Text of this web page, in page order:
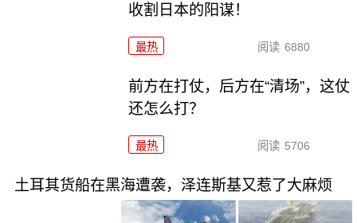
收割日本的阳谋！
最热 阅读 6880
前方在打仗，后方在“清场”，这仗
还怎么打？
最热 阅读 5706
土耳其货船在黑海遭袭，泽连斯基又惹了大麻烦